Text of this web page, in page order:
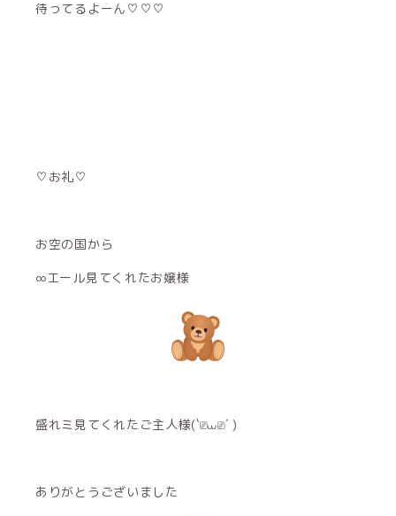
待ってるよーん♡♡♡
♡お礼♡
お空の国から
∞エール見てくれたお嬢様
盛れミ見てくれたご主人様(`⎚⩊⎚´ )
ありがとうございました